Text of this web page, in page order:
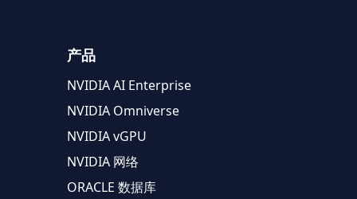
产品
NVIDIA AI Enterprise
NVIDIA Omniverse
NVIDIA vGPU
NVIDIA 网络
ORACLE 数据库